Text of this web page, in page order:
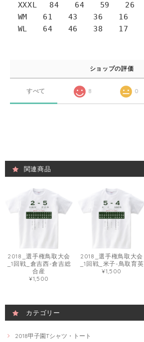
XXXL 84 64 59 26
WM 61 43 36 16
WL 64 46 38 17
ショップの評価
すべて 8 0
関連商品
2018_選手権鳥取大会
_1回戦_倉吉西-倉吉総
合産
¥1,500
2018_選手権鳥取大会
_1回戦_米子-鳥取育英
¥1,500
カテゴリー
2018甲子園Tシャツ・トート